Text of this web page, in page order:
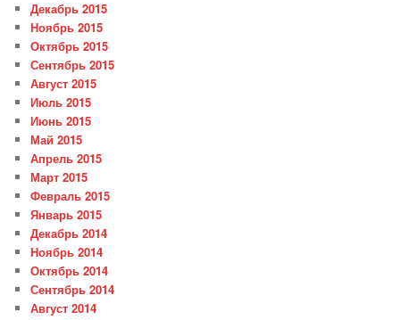
Декабрь 2015
Ноябрь 2015
Октябрь 2015
Сентябрь 2015
Август 2015
Июль 2015
Июнь 2015
Май 2015
Апрель 2015
Март 2015
Февраль 2015
Январь 2015
Декабрь 2014
Ноябрь 2014
Октябрь 2014
Сентябрь 2014
Август 2014